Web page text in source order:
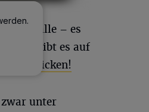
Unfälle – es
gibt es auf
hier klicken!
unter